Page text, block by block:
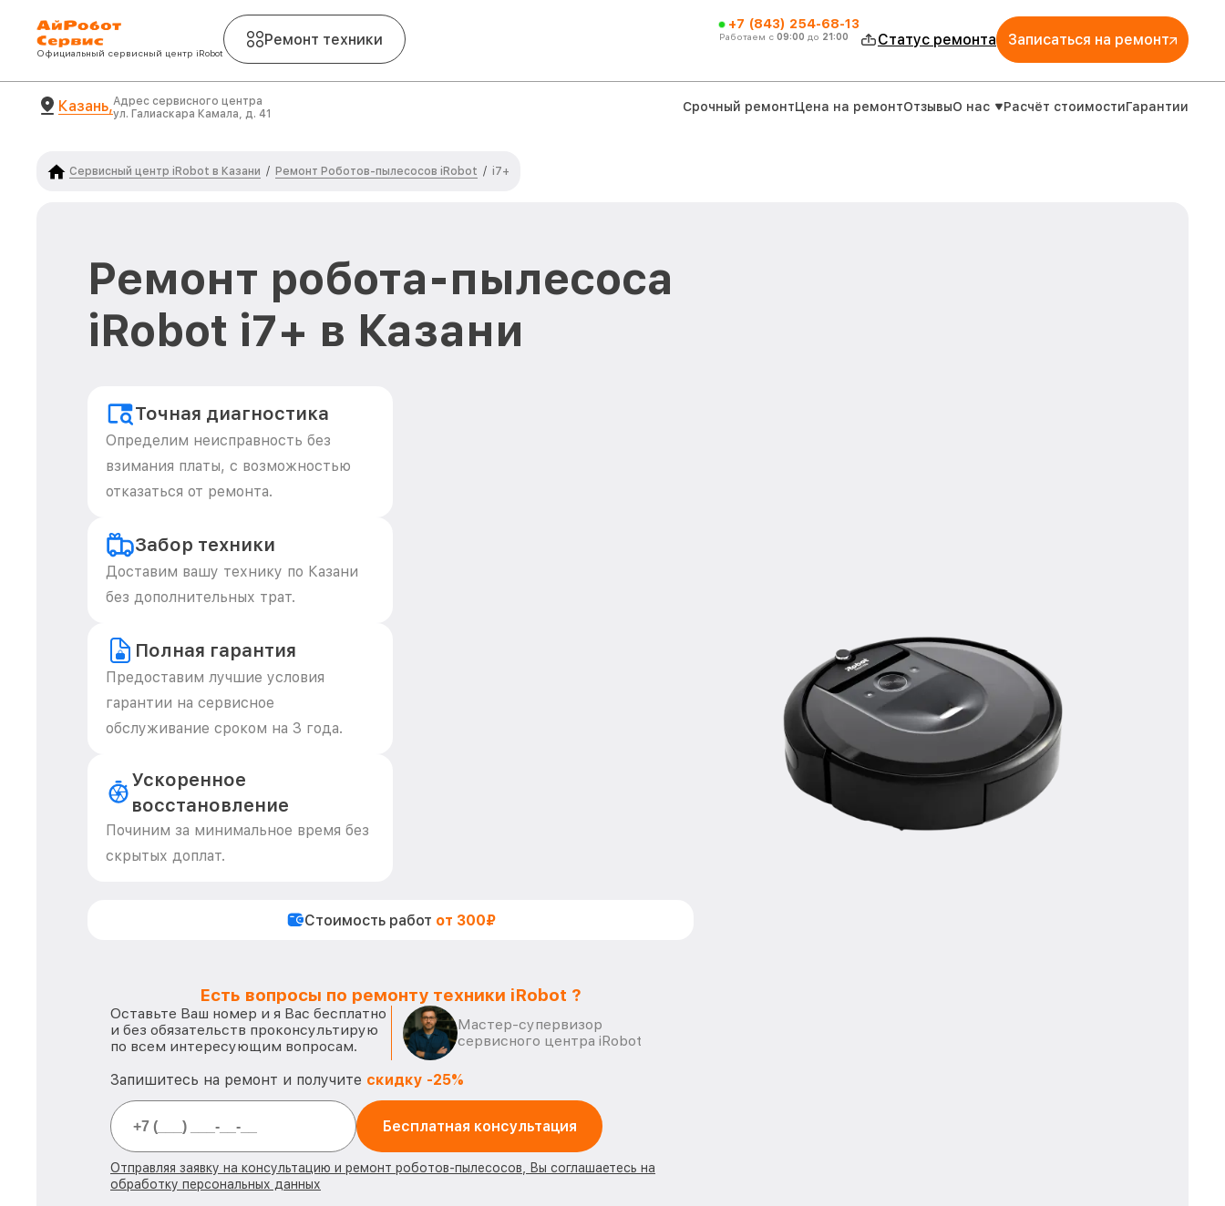
Официальный сервисный центр iRobot
Ремонт техники
+7 (843) 254-68-13
Работаем с 09:00 до 21:00 Статус ремонта Записаться на ремонт
Казань,Адрес сервисного центра
ул. Галиаскара Камала, д. 41
Срочный ремонтЦена на ремонтОтзывыО нас Расчёт стоимостиГарантии
Сервисный центр iRobot в Казани / Ремонт Роботов-пылесосов iRobot / i7+
Ремонт робота-пылесоса
iRobot i7+ в Казани
Точная диагностика
Определим неисправность без
взимания платы, с возможностью
отказаться от ремонта.
Забор техники
Доставим вашу технику по Казани
без дополнительных трат.
Полная гарантия
Предоставим лучшие условия
гарантии на сервисное
обслуживание сроком на 3 года.
Ускоренное
восстановление
Починим за минимальное время без
скрытых доплат.
Стоимость работ от 300₽
Есть вопросы по ремонту техники iRobot ?
Оставьте Ваш номер и я Вас бесплатно
и без обязательств проконсультирую
по всем интересующим вопросам.
Мастер-супервизор
сервисного центра iRobot
Запишитесь на ремонт и получите скидку -25%
Бесплатная консультация
Отправляя заявку на консультацию и ремонт роботов-пылесосов, Вы соглашаетесь на
обработку персональных данных